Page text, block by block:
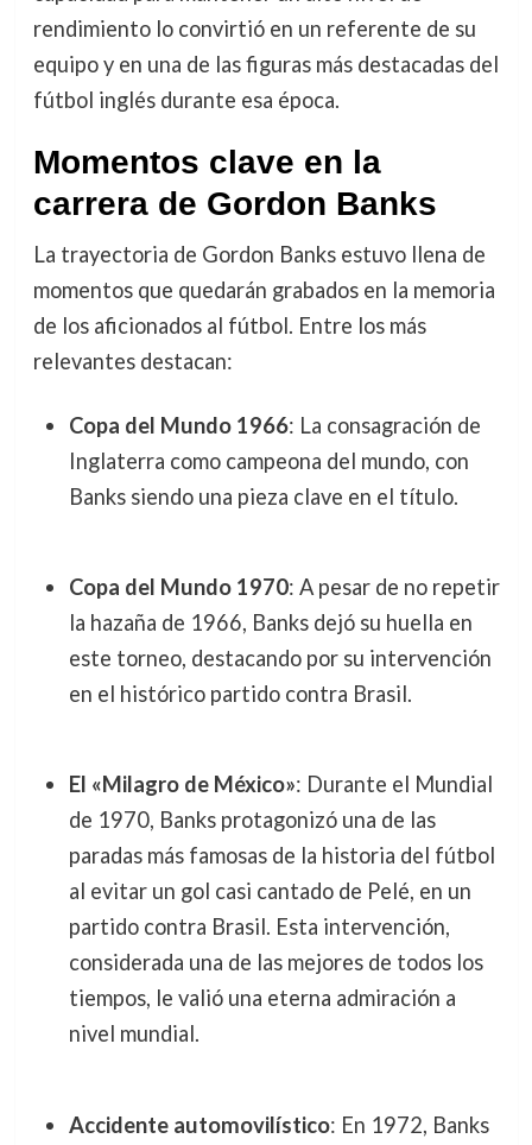
rendimiento lo convirtió en un referente de su
equipo y en una de las figuras más destacadas del
fútbol inglés durante esa época.
Momentos clave en la
carrera de Gordon Banks
La trayectoria de Gordon Banks estuvo llena de
momentos que quedarán grabados en la memoria
de los aficionados al fútbol. Entre los más
relevantes destacan:
Copa del Mundo 1966: La consagración de
Inglaterra como campeona del mundo, con
Banks siendo una pieza clave en el título.
Copa del Mundo 1970: A pesar de no repetir
la hazaña de 1966, Banks dejó su huella en
este torneo, destacando por su intervención
en el histórico partido contra Brasil.
El «Milagro de México»: Durante el Mundial
de 1970, Banks protagonizó una de las
paradas más famosas de la historia del fútbol
al evitar un gol casi cantado de Pelé, en un
partido contra Brasil. Esta intervención,
considerada una de las mejores de todos los
tiempos, le valió una eterna admiración a
nivel mundial.
Accidente automovilístico: En 1972, Banks